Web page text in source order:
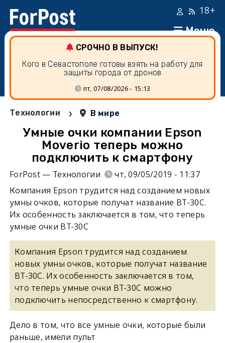
Меню
18+
СРОЧНО В ВЫПУСК!
Кого в Севастополе готовы взять на работу для
защиты города от дронов
пт, 07/08/2026 - 15:13
Технологии › В мире
Умные очки компании Epson
Moverio теперь можно
подключить к смартфону
ForPost — Технологии
чт, 09/05/2019 - 11:37
Компания Epson трудится над созданием новых
умны очков, которые получат название BT-30C.
Их особенность заключается в том, что теперь
умные очки BT-30C
Компания Epson трудится над созданием
новых умны очков, которые получат название
BT-30C. Их особенность заключается в том,
что теперь умные очки BT-30C можно
подключить непосредственно к смартфону.
Дело в том, что все умные очки, которые были
раньше, имели пульт